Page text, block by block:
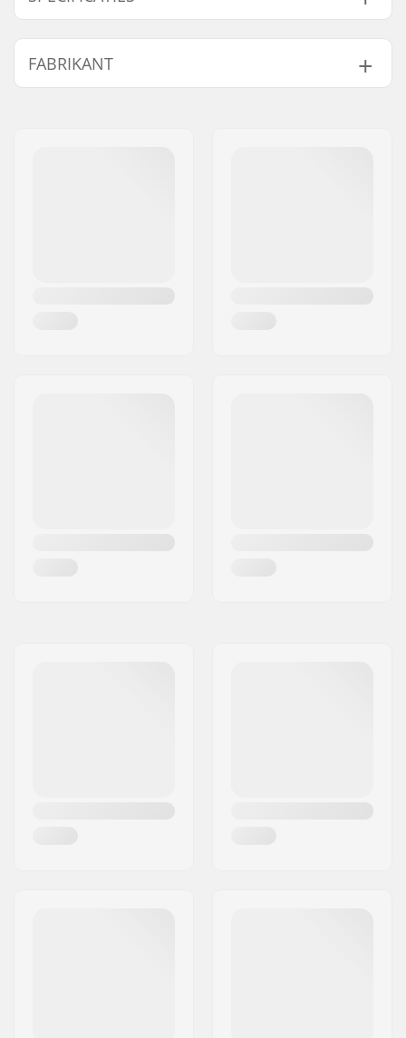
As diameter:
14mm
Driver side:
Gewicht:
39g
FABRIKANT